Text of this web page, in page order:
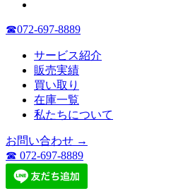
☎072-697-8889
サービス紹介
販売実績
買い取り
在庫一覧
私たちについて
お問い合わせ →
☎ 072-697-8889